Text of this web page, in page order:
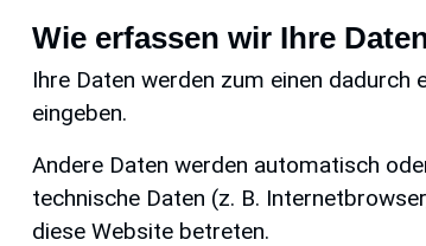
Wie erfassen wir Ihre
Ihre Daten werden zum einen dadurch
eingeben.
Andere Daten werden automatisch
technische Daten (z. B.
diese Website betreten.